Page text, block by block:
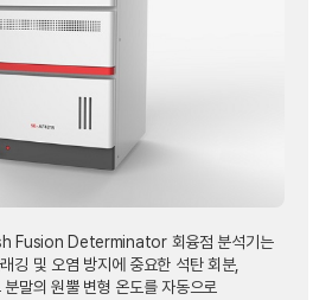
Fusion Determinator 회융점 분석기는
깅 및 오염 방지에 중요한 석탄 회분,
말의 원뿔 변형 온도를 자동으로